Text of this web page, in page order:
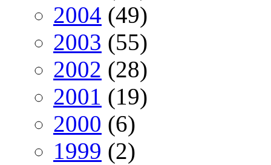
2004 (49)
2003 (55)
2002 (28)
2001 (19)
2000 (6)
1999 (2)